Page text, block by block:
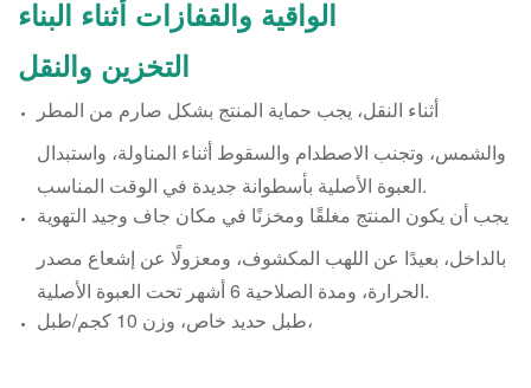
الواقية والقفازات أثناء البناء
التخزين والنقل
أثناء النقل، يجب حماية المنتج بشكل صارم من المطر
والشمس، وتجنب الاصطدام والسقوط أثناء المناولة، واستبدال
يجب أن يكون المنتج مغلقًا ومخزنًا في مكان جاف وجيد التهوية
بالداخل، بعيدًا عن اللهب المكشوف، ومعزولًا عن إشعاع مصدر
طبل حديد خاص، وزن 10 كجم/طبل،